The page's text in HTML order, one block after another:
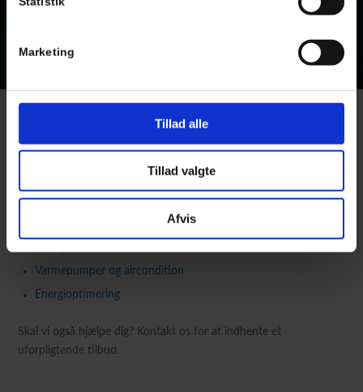
Marketing
Tillad alle
Tillad valgte
Afvis
KONTAKT OS
VI KAN ALT DET TEKNISKE
holder vi os opdaterede med efteruddannelse og kurser, så vi
altid kan levere det bedste resultat til vores kunder. Vi kan f.eks.
hjælpe med:
Varmepumper og aircondition
Energi­optimering
Skal vi også hjælpe dig? Kontakt os for at indhente et
uforpligtende tilbud.